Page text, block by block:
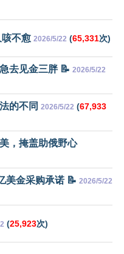
咳不愈 2026/5/22 (65,331次)
去见金三胖 📝 2026/5/22
的不同 2026/5/22 (67,933
，掩盖助俄野心
美金采购承诺 📝 2026/5/22
(25,923次)